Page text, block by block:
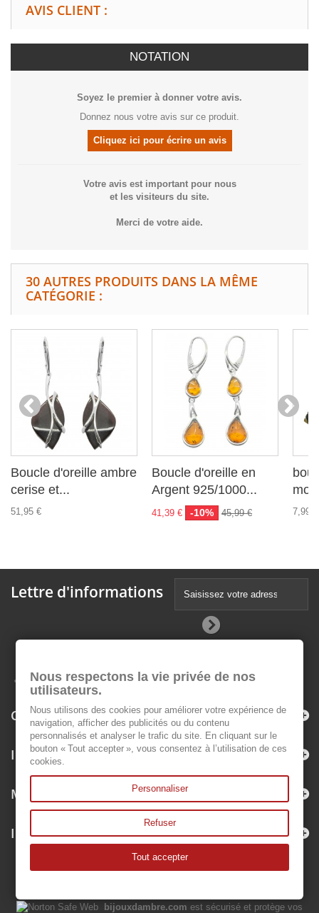
AVIS CLIENT :
NOTATION
Soyez le premier à donner votre avis.
Donnez nous votre avis sur ce produit.
Cliquez ici pour écrire un avis
Votre avis est important pour nous
et les visiteurs du site.
Merci de votre aide.
30 AUTRES PRODUITS DANS LA MÊME
CATÉGORIE :
Boucle d'oreille ambre
cerise et...
51,95 €
Boucle d'oreille en
Argent 925/1000...
41,39 € -10% 45,99 € 7,99 €
Lettre d'informations
Catégories
Informations
Mon compte
Informations sur votre boutique
bijouxdambre.com est sécurisé et protège vos
Nous respectons la vie privée de nos
utilisateurs.
Nous utilisons des cookies pour améliorer votre expérience de
navigation, afficher des publicités ou du contenu
personnalisés et analyser le trafic du site. En cliquant sur le
bouton « Tout accepter », vous consentez à l’utilisation de ces
cookies.
Personnaliser
Refuser
Tout accepter